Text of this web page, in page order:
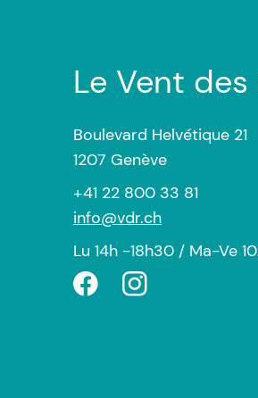
Le Vent des
Boulevard Helvétique 21
1207 Genève
+41 22 800 33 81
info@vdr.ch
Lu 14h -18h30 / Ma-Ve